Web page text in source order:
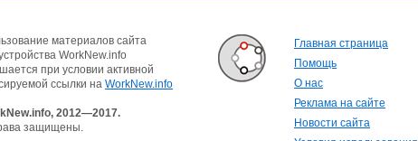
материалов сайта
WorkNew.info
при условии активной
ссылки на WorkNew.info
2012—2017.
защищены.
Главная страница
Помощь
О нас
Реклама на сайте
Новости сайта